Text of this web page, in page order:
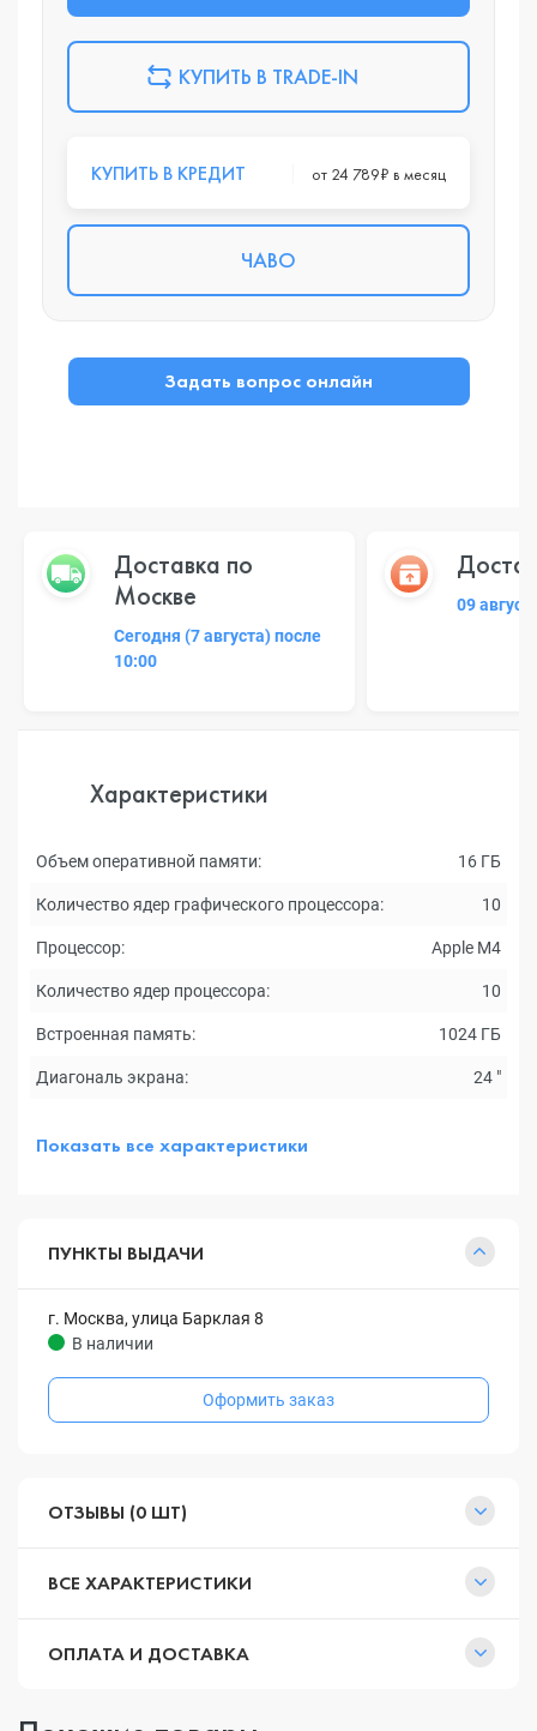
КУПИТЬ В TRADE-IN
КУПИТЬ В КРЕДИТ от 24 789₽ в месяц
ЧАВО
Задать вопрос онлайн
Доставка по
Москве
Сегодня (7 августа) после
10:00
09
Характеристики
Объем оперативной памяти: 16 ГБ
Количество ядер графического процессора: 10
Процессор: Apple M4
Количество ядер процессора: 10
Встроенная память: 1024 ГБ
Диагональ экрана: 24 "
Показать все характеристики
ПУНКТЫ ВЫДАЧИ
г. Москва, улица Барклая 8
В наличии
Оформить заказ
ОТЗЫВЫ (0 ШТ)
ВСЕ ХАРАКТЕРИСТИКИ
ОПЛАТА И ДОСТАВКА